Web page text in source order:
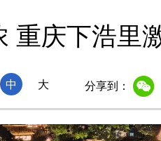
重庆下浩里
中 大 分享到：